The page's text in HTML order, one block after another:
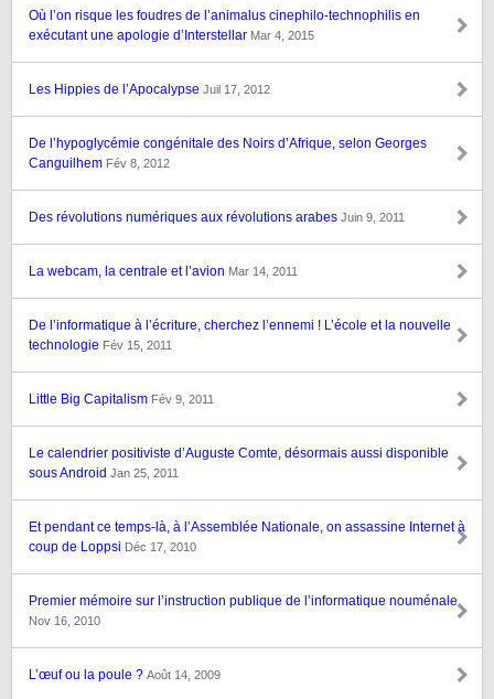
Où l’on risque les foudres de l’animalus cinephilo-technophilis en
exécutant une apologie d’Interstellar Mar 4, 2015
Les Hippies de l’Apocalypse Juil 17, 2012
De l’hypoglycémie congénitale des Noirs d’Afrique, selon Georges
Canguilhem Fév 8, 2012
Des révolutions numériques aux révolutions arabes Juin 9, 2011
La webcam, la centrale et l’avion Mar 14, 2011
De l’informatique à l’écriture, cherchez l’ennemi ! L’école et la nouvelle
technologie Fév 15, 2011
Little Big Capitalism Fév 9, 2011
Le calendrier positiviste d’Auguste Comte, désormais aussi disponible
sous Android Jan 25, 2011
Et pendant ce temps-là, à l’Assemblée Nationale, on assassine Internet à
coup de Loppsi Déc 17, 2010
Premier mémoire sur l’instruction publique de l’informatique nouménale
Nov 16, 2010
L’œuf ou la poule ? Août 14, 2009